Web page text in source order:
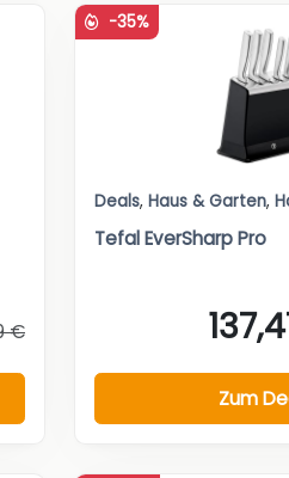
€
-35%
Deals, Haus & Garten,
Tefal EverSharp Pro
Zum